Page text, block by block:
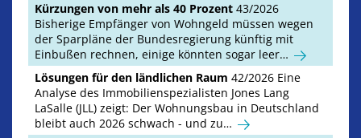
Kürzungen von mehr als 40 Prozent 43/2026
Bisherige Empfänger von Wohngeld müssen wegen
der Sparpläne der Bundesregierung künftig mit
Einbußen rechnen, einige könnten sogar leer…
Lösungen für den ländlichen Raum 42/2026 Eine
Analyse des Immobilienspezialisten Jones Lang
LaSalle (JLL) zeigt: Der Wohnungsbau in Deutschland
bleibt auch 2026 schwach - und zu…